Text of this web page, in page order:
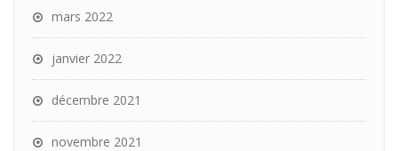
mars 2022
janvier 2022
décembre 2021
novembre 2021